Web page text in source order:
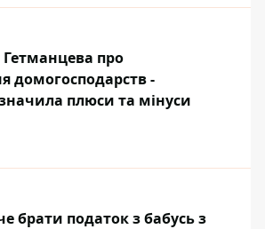
про
домогосподарств -
плюси та мінуси
брати податок з бабусь з